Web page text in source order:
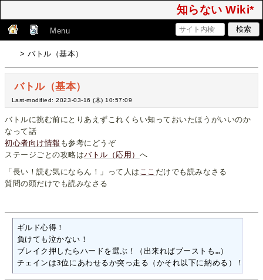
知らない Wiki*
Menu
> バトル（基本）
バトル（基本）
Last-modified: 2023-03-16 (木) 10:57:09
バトルに挑む前にとりあえずこれくらい知っておいたほうがいいのか
なって話
初心者向け情報 も参考にどうぞ
ステージごとの攻略はバトル（応用） へ
「長い！読む気にならん！」って人は ここ だけでも読みなさる
質問の頭だけでも読みなさる
ギルド心得！
負けても泣かない！
ブレイク押したらハードを選ぶ！（出来ればブーストも…）
チェインは3位にあわせるか突っ走る（かそれ以下に納める）！